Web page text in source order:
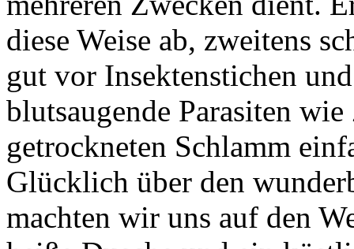
diese Weise ab, zweitens
gut vor Insektenstichen
blutsaugende Parasiten
getrockneten Schlamm
Glücklich über den
machten wir uns auf den